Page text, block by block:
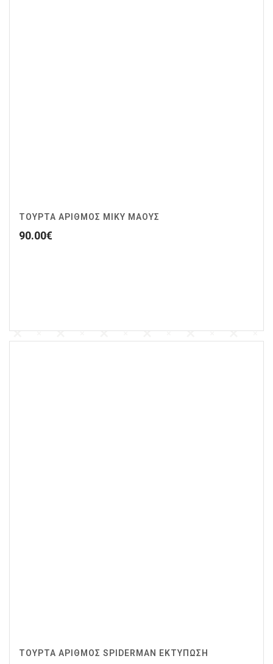
ΤΟΥΡΤΑ ΑΡΙΘΜΟΣ ΜΙΚΥ ΜΑΟΥΣ
90.00€
ΤΟΥΡΤΑ ΑΡΙΘΜΟΣ SPIDERMAN ΕΚΤΥΠΩΣΗ